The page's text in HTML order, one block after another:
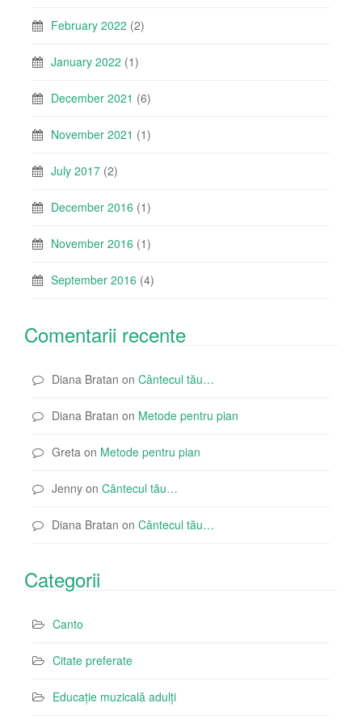
February 2022 (2)
January 2022 (1)
December 2021 (6)
November 2021 (1)
July 2017 (2)
December 2016 (1)
November 2016 (1)
September 2016 (4)
Comentarii recente
Diana Bratan on Cântecul tău…
Diana Bratan on Metode pentru pian
Greta on Metode pentru pian
Jenny on Cântecul tău…
Diana Bratan on Cântecul tău…
Categorii
Canto
Citate preferate
Educație muzicală adulți